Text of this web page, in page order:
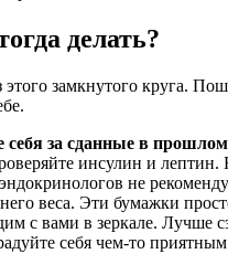
делать?
замкнутого круга.
себя за сданные в
инсулин и
не
веса. Эти бумажки
с вами в зеркале. Лучше
себя чем-то